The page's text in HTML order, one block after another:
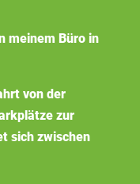
meinem Büro in
von der
zur
sich zwischen